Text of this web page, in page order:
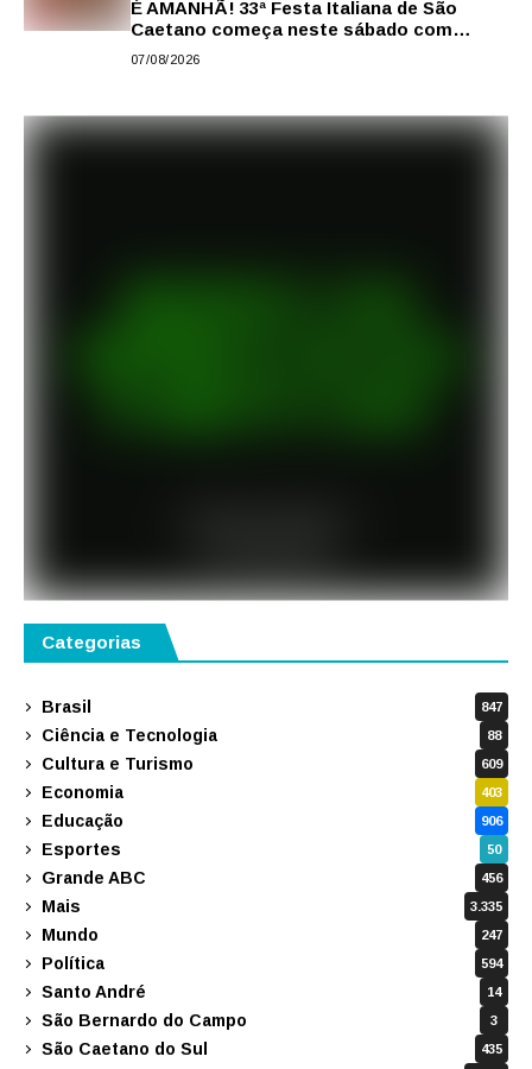
É AMANHÃ! 33ª Festa Italiana de São
Caetano começa neste sábado com
gastronomia, música e solidariedade
07/08/2026
Categorias
Brasil 847
Ciência e Tecnologia 88
Cultura e Turismo 609
Economia 403
Educação 906
Esportes 50
Grande ABC 456
Mais 3.335
Mundo 247
Política 594
Santo André 14
São Bernardo do Campo 3
São Caetano do Sul 435